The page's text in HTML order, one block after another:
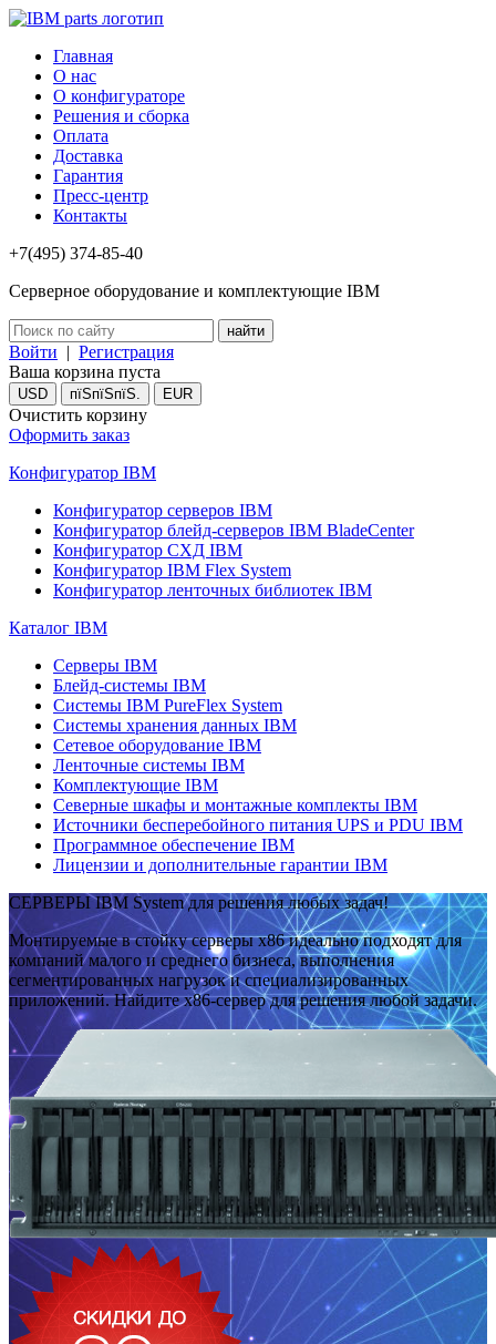
Главная
О нас
О конфигураторе
Решения и сборка
Оплата
Доставка
Гарантия
Пресс-центр
Контакты
+7(495) 374-85-40
Серверное оборудование и комплектующие IBM
Войти | Регистрация
Ваша корзина пуста
USD пїЅпїЅпїЅ. EUR
Очистить корзину
Оформить заказ
Конфигуратор IBM
Конфигуратор серверов IBM
Конфигуратор блейд-серверов IBM BladeCenter
Конфигуратор СХД IBM
Конфигуратор IBM Flex System
Конфигуратор ленточных библиотек IBM
Каталог IBM
Серверы IBM
Блейд-системы IBM
Системы IBM PureFlex System
Системы хранения данных IBM
Сетевое оборудование IBM
Ленточные системы IBM
Комплектующие IBM
Северные шкафы и монтажные комплекты IBM
Источники бесперебойного питания UPS и PDU IBM
Программное обеспечение IBM
Лицензии и дополнительные гарантии IBM
СЕРВЕРЫ IBM System для решения любых задач!
Монтируемые в стойку серверы x86 идеально подходят для
компаний малого и среднего бизнеса, выполнения
сегментированных нагрузок и специализированных
приложений. Найдите x86-сервер для решения любой задачи.